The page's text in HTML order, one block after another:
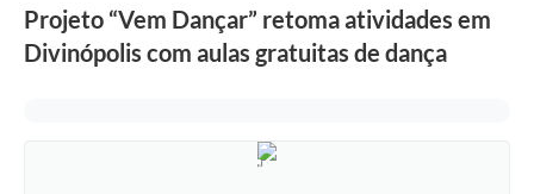
Projeto “Vem Dançar” retoma atividades em
Divinópolis com aulas gratuitas de dança